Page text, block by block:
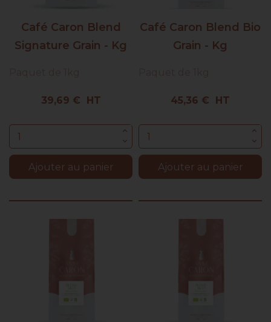
Café Caron Blend
Signature Grain - Kg
Prix
39,69 € HT
Ajouter au panier
Café Caron Blend Bio
Grain - Kg
Prix
45,36 € HT
Ajouter au panier